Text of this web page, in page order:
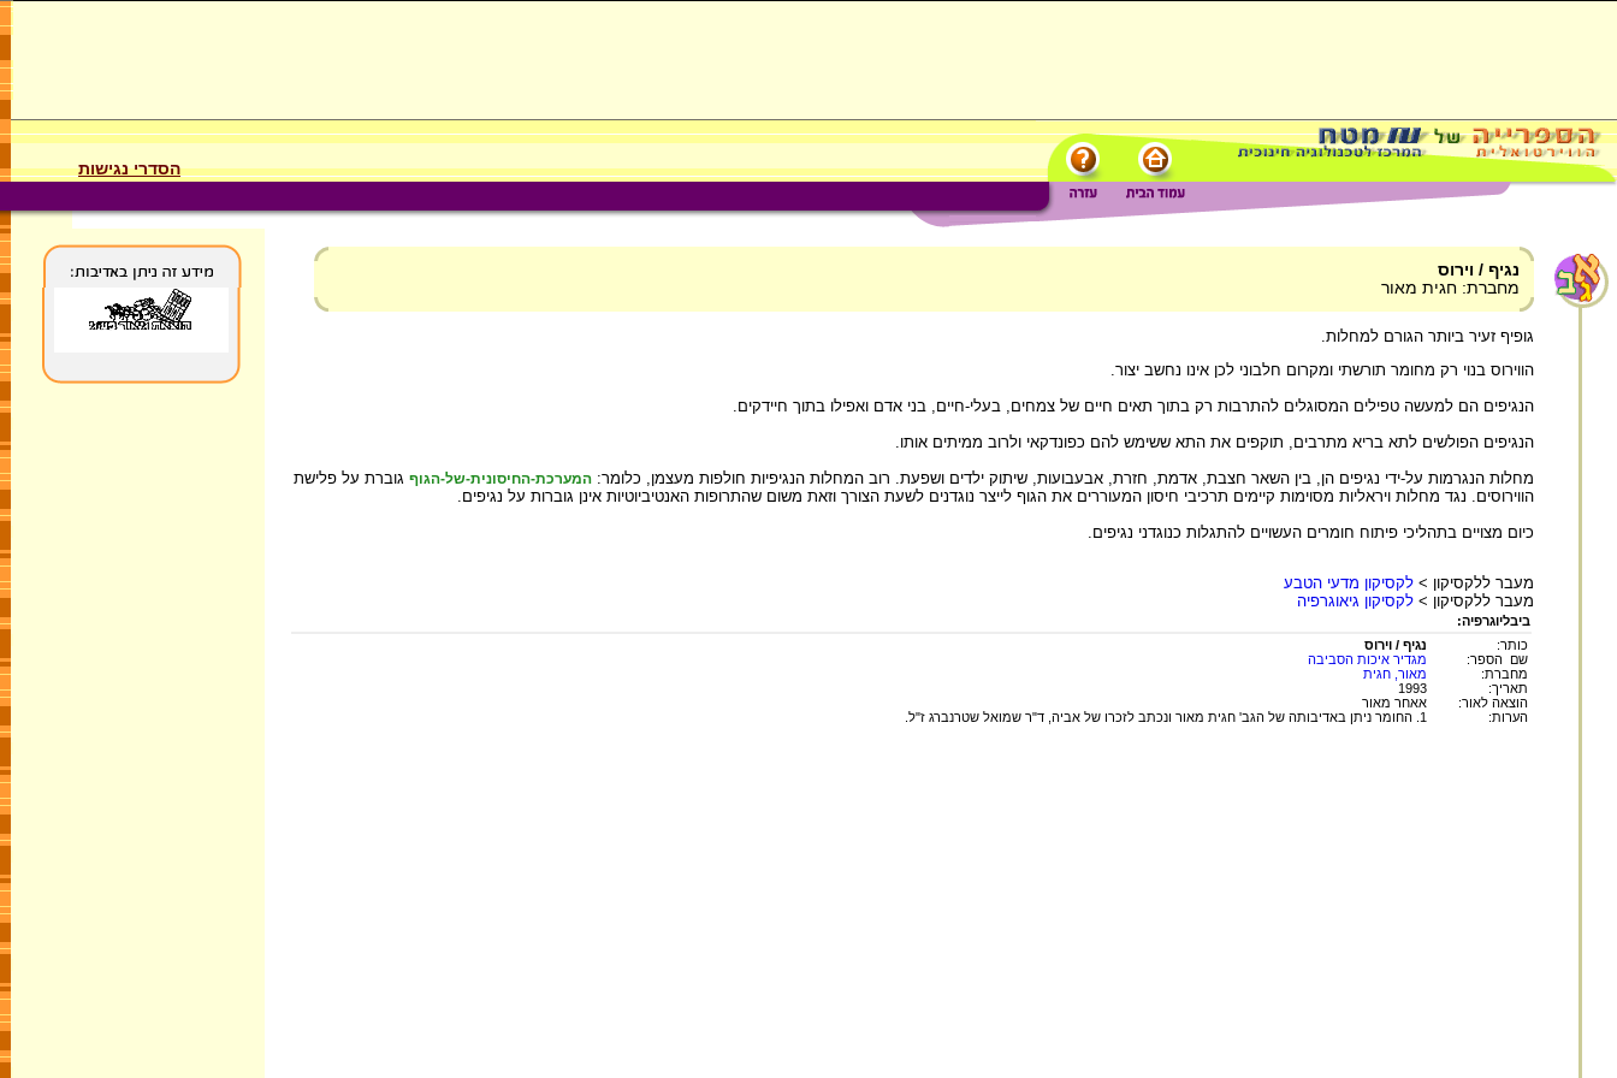
הסדרי נגישות
נגיף / וירוס
מחברת: חגית מאור
גופיף זעיר ביותר הגורם למחלות.
הווירוס בנוי רק מחומר תורשתי ומקרום חלבוני לכן אינו נחשב יצור.
הנגיפים הם למעשה טפילים המסוגלים להתרבות רק בתוך תאים חיים של צמחים, בעלי-חיים, בני אדם ואפילו בתוך חיידקים.
הנגיפים הפולשים לתא בריא מתרבים, תוקפים את התא ששימש להם כפונדקאי ולרוב ממיתים אותו.
מחלות הנגרמות על-ידי נגיפים הן, בין השאר חצבת, אדמת, חזרת, אבעבועות, שיתוק ילדים ושפעת. רוב המחלות הנגיפיות חולפות מעצמן, כלומר: המערכת-החיסונית-של-הגוף גוברת על פלישת
הווירוסים. נגד מחלות ויראליות מסוימות קיימים תרכיבי חיסון המעוררים את הגוף לייצר נוגדנים לשעת הצורך וזאת משום שהתרופות האנטיביוטיות אינן גוברות על נגיפים.
כיום מצויים בתהליכי פיתוח חומרים העשויים להתגלות כנוגדני נגיפים.
מעבר ללקסיקון > לקסיקון מדעי הטבע
מעבר ללקסיקון > לקסיקון גיאוגרפיה
ביבליוגרפיה:
כותר:
נגיף / וירוס
שם הספר:
מגדיר איכות הסביבה
מחברת:
מאור, חגית
תאריך:
1993
הוצאה לאור:
אאחר מאור
הערות:
1. החומר ניתן באדיבותה של הגב' חגית מאור ונכתב לזכרו של אביה, ד"ר שמואל שטרנברג ז"ל.